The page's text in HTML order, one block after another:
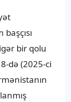
bir qolu
də (2025-ci